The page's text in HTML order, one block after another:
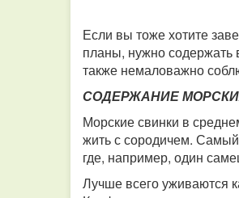
Если вы тоже хотите
планы, нужно содержать
также немаловажно
СОДЕРЖАНИЕ
Морские свинки в
жить с сородичем.
где, например, один
Лучше всего уживаются